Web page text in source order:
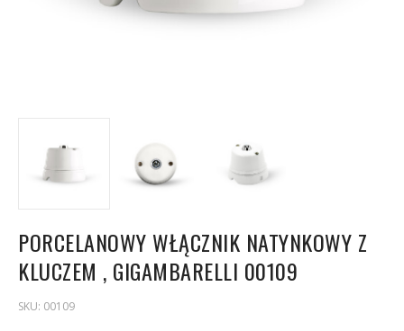
PORCELANOWY WŁĄCZNIK NATYNKOWY Z
KLUCZEM , GIGAMBARELLI 00109
SKU: 00109